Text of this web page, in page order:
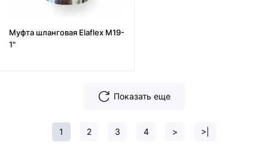
Муфта шланговая Elaflex M19-
1"
Показать еще
1 2 3 4 > >|